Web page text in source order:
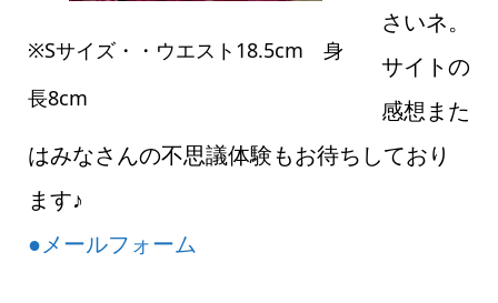
※Sサイズ・・ウエスト18.5cm 身
長8cm
さいネ。
サイトの
感想また
はみなさんの不思議体験もお待ちしており
ます♪
●メールフォーム